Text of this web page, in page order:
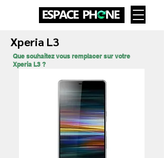
Xperia L3
Xperia L3 ?
Que souhaitez vous remplacer sur votre